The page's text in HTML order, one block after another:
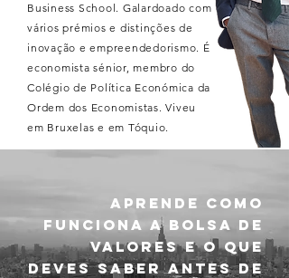
Business School. Galardoado com
vários prémios e distinções de
inovação e empreendedorismo. É
economista sénior, membro do
Colégio de Política Económica da
Ordem dos Economistas. Viveu
em Bruxelas e em Tóquio.
aprende como
funciona a BOlsa de
Valores e o que
deves saber antes de